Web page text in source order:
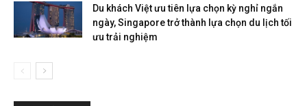
Du khách Việt ưu tiên lựa chọn kỳ nghỉ ngắn
ngày, Singapore trở thành lựa chọn du lịch tối
ưu trải nghiệm